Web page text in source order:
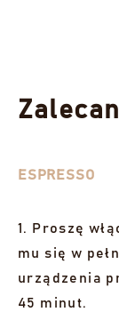
ESPRESSO
1. Proszę
mu się w
urządzenia
45 minut.